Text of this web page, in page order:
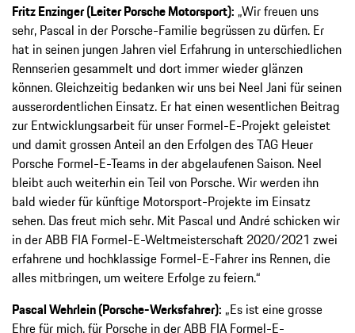
Fritz Enzinger (Leiter Porsche Motorsport): „Wir freuen uns
sehr, Pascal in der Porsche-Familie begrüssen zu dürfen. Er
hat in seinen jungen Jahren viel Erfahrung in unterschiedlichen
Rennserien gesammelt und dort immer wieder glänzen
können. Gleichzeitig bedanken wir uns bei Neel Jani für seinen
ausserordentlichen Einsatz. Er hat einen wesentlichen Beitrag
zur Entwicklungsarbeit für unser Formel-E-Projekt geleistet
und damit grossen Anteil an den Erfolgen des TAG Heuer
Porsche Formel-E-Teams in der abgelaufenen Saison. Neel
bleibt auch weiterhin ein Teil von Porsche. Wir werden ihn
bald wieder für künftige Motorsport-Projekte im Einsatz
sehen. Das freut mich sehr. Mit Pascal und André schicken wir
in der ABB FIA Formel-E-Weltmeisterschaft 2020/2021 zwei
erfahrene und hochklassige Formel-E-Fahrer ins Rennen, die
alles mitbringen, um weitere Erfolge zu feiern.“
Pascal Wehrlein(Porsche-Werksfahrer): „Es ist eine grosse
Ehre für mich, für Porsche in der ABB FIA Formel-E-